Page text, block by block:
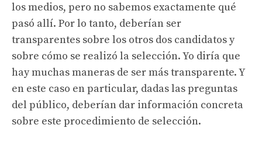
los medios, pero no sabemos exactamente qué
pasó allí. Por lo tanto, deberían ser
transparentes sobre los otros dos candidatos y
sobre cómo se realizó la selección. Yo diría que
hay muchas maneras de ser más transparente. Y
en este caso en particular, dadas las preguntas
del público, deberían dar información concreta
sobre este procedimiento de selección.